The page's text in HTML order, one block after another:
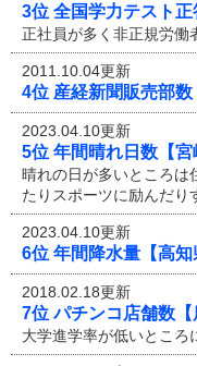
3位 全国学力テスト正
正社員が多く非正規労働
2011.10.04更新
4位 産経新聞販売部数
2023.04.10更新
5位 年間晴れ日数【宮
晴れの日が多いところは
たりスポーツに励んだり
2023.04.10更新
6位 年間降水量【高知
2018.02.18更新
7位 パチンコ店舗数【
大学進学率が低いところ